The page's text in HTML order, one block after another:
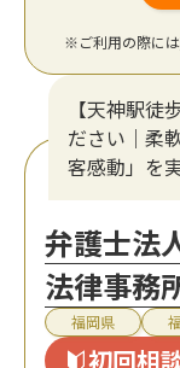
※ご利用の際には
【天神駅徒
ださい｜柔
客感動」を
弁護士法
法律事務
福岡県
初回相